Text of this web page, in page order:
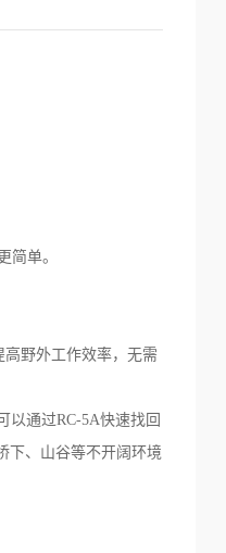
简单。
野外工作效率，无需
通过RC-5A快速找回
下、山谷等不开阔环境